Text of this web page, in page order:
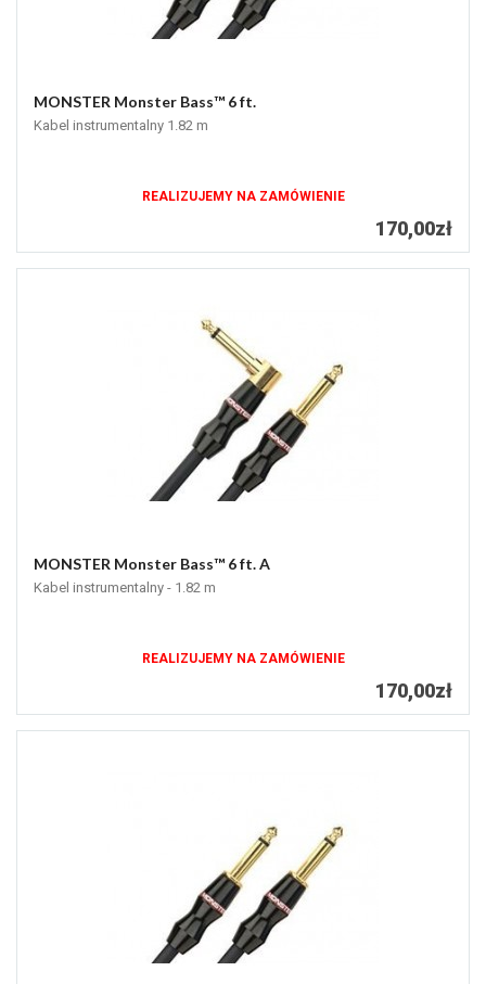
MONSTER Monster Bass™ 6 ft.
Kabel instrumentalny 1.82 m
REALIZUJEMY NA ZAMÓWIENIE
170,00zł
MONSTER Monster Bass™ 6 ft. A
Kabel instrumentalny - 1.82 m
REALIZUJEMY NA ZAMÓWIENIE
170,00zł